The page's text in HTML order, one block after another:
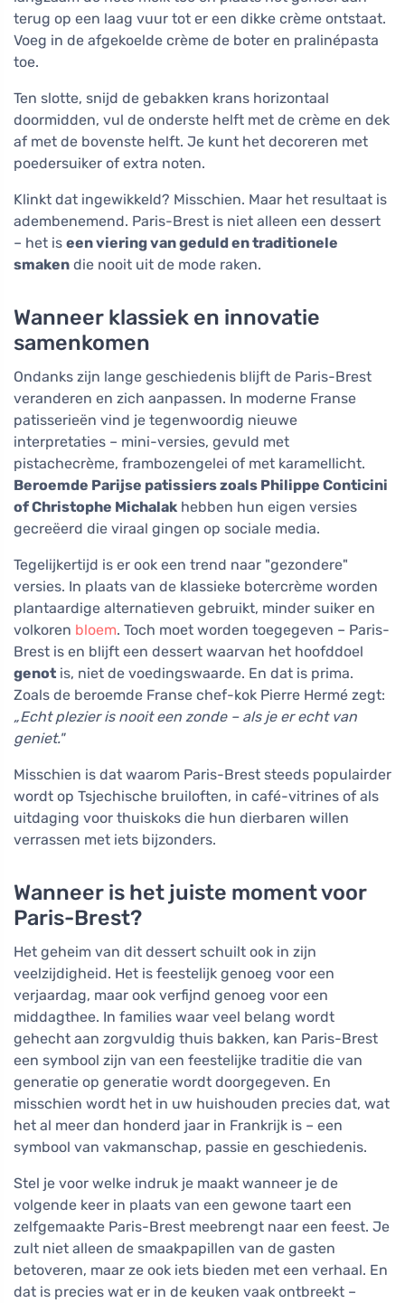
terug op een laag vuur tot er een dikke crème ontstaat.
Voeg in de afgekoelde crème de boter en pralinépasta
toe.
Ten slotte, snijd de gebakken krans horizontaal
doormidden, vul de onderste helft met de crème en dek
af met de bovenste helft. Je kunt het decoreren met
poedersuiker of extra noten.
Klinkt dat ingewikkeld? Misschien. Maar het resultaat is
adembenemend. Paris-Brest is niet alleen een dessert
– het is een viering van geduld en traditionele
smaken die nooit uit de mode raken.
Wanneer klassiek en innovatie
samenkomen
Ondanks zijn lange geschiedenis blijft de Paris-Brest
veranderen en zich aanpassen. In moderne Franse
patisserieën vind je tegenwoordig nieuwe
interpretaties – mini-versies, gevuld met
pistachecrème, frambozengelei of met karamellicht.
Beroemde Parijse patissiers zoals Philippe Conticini
of Christophe Michalak hebben hun eigen versies
gecreëerd die viraal gingen op sociale media.
Tegelijkertijd is er ook een trend naar "gezondere"
versies. In plaats van de klassieke botercrème worden
plantaardige alternatieven gebruikt, minder suiker en
volkoren bloem. Toch moet worden toegegeven – Paris-
Brest is en blijft een dessert waarvan het hoofddoel
genot is, niet de voedingswaarde. En dat is prima.
Zoals de beroemde Franse chef-kok Pierre Hermé zegt:
„Echt plezier is nooit een zonde – als je er echt van
geniet."
Misschien is dat waarom Paris-Brest steeds populairder
wordt op Tsjechische bruiloften, in café-vitrines of als
uitdaging voor thuiskoks die hun dierbaren willen
verrassen met iets bijzonders.
Wanneer is het juiste moment voor
Paris-Brest?
Het geheim van dit dessert schuilt ook in zijn
veelzijdigheid. Het is feestelijk genoeg voor een
verjaardag, maar ook verfijnd genoeg voor een
middagthee. In families waar veel belang wordt
gehecht aan zorgvuldig thuis bakken, kan Paris-Brest
een symbool zijn van een feestelijke traditie die van
generatie op generatie wordt doorgegeven. En
misschien wordt het in uw huishouden precies dat, wat
het al meer dan honderd jaar in Frankrijk is – een
symbool van vakmanschap, passie en geschiedenis.
Stel je voor welke indruk je maakt wanneer je de
volgende keer in plaats van een gewone taart een
zelfgemaakte Paris-Brest meebrengt naar een feest. Je
zult niet alleen de smaakpapillen van de gasten
betoveren, maar ze ook iets bieden met een verhaal. En
dat is precies wat er in de keuken vaak ontbreekt –